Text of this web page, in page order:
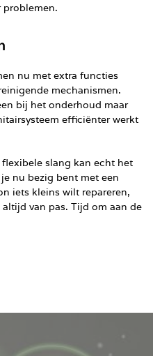
problemen.
nu met extra functies
mechanismen.
bij het onderhoud maar
efficiënter werkt
slang kan echt het
nu bezig bent met een
iets kleins wilt repareren,
van pas. Tijd om aan de